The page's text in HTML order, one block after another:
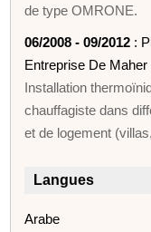
de type OMRONE.
06/2008 - 09/2012 :
Entreprise De
Installation
chauffagiste dans
et de logement
Langues
Arabe